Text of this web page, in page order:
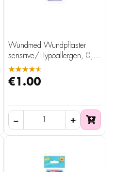
Wundmed Wundpflaster
sensitive/Hypoallergen, 0,5
m x 6 cm
★★★★★
€1.00